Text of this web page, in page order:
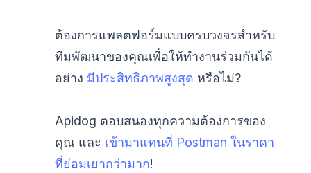
ต้องการแพลตฟอร์มแบบครบวงจรสำหรับ
ทีมพัฒนาของคุณเพื่อให้ทำงานร่วมกันได้
อย่าง มีประสิทธิภาพสูงสุด หรือไม่?
Apidog ตอบสนองทุกความต้องการของ
คุณ และ เข้ามาแทนที่ Postman ในราคา
ที่ย่อมเยากว่ามาก!